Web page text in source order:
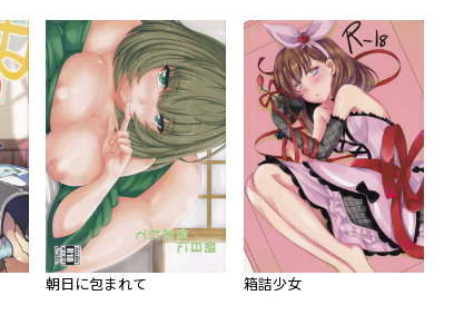
朝日に包まれて 箱詰少女